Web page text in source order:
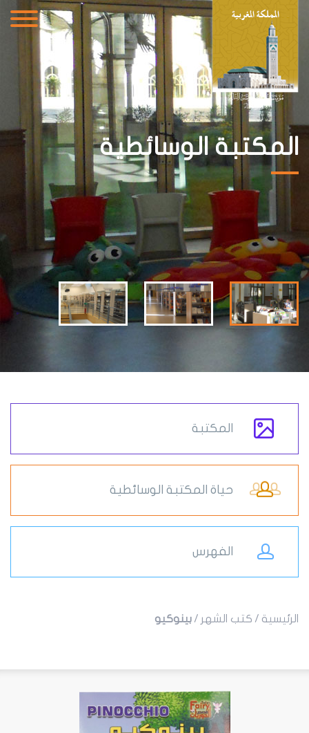
المكتبة الوسائطية
المكتبة
حياة المكتبة الوسائطية
الفهرس
الرئيسية / كتب الشهر / بينوكيو